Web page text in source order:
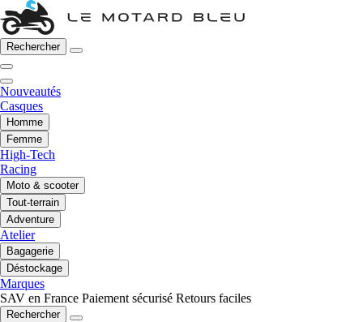
Rechercher
Nouveautés
Casques
Homme
Femme
High-Tech
Racing
Moto & scooter
Tout-terrain
Adventure
Atelier
Bagagerie
Déstockage
Marques
SAV en France Paiement sécurisé Retours faciles
Rechercher